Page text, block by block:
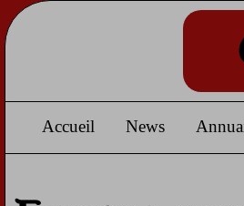
Accueil News